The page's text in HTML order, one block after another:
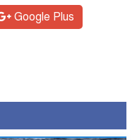
Google Plus